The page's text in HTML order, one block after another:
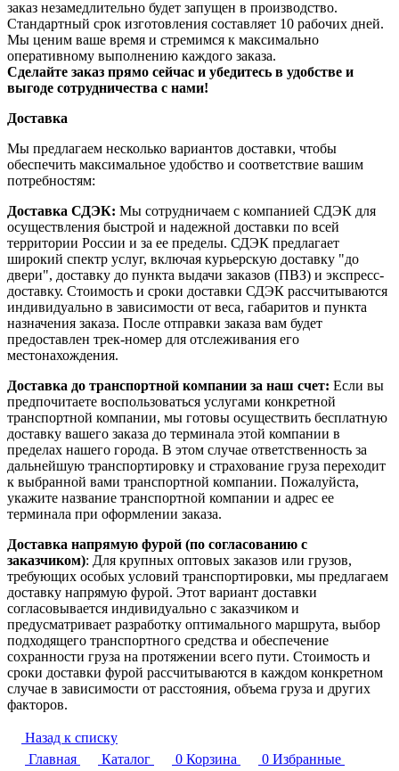
заказ незамедлительно будет запущен в производство.
Стандартный срок изготовления составляет 10 рабочих дней.
Мы ценим ваше время и стремимся к максимально
оперативному выполнению каждого заказа.
Сделайте заказ прямо сейчас и убедитесь в удобстве и
выгоде сотрудничества с нами!
Доставка
Мы предлагаем несколько вариантов доставки, чтобы
обеспечить максимальное удобство и соответствие вашим
потребностям:
Доставка СДЭК: Мы сотрудничаем с компанией СДЭК для
осуществления быстрой и надежной доставки по всей
территории России и за ее пределы. СДЭК предлагает
широкий спектр услуг, включая курьерскую доставку "до
двери", доставку до пункта выдачи заказов (ПВЗ) и экспресс-
доставку. Стоимость и сроки доставки СДЭК рассчитываются
индивидуально в зависимости от веса, габаритов и пункта
назначения заказа. После отправки заказа вам будет
предоставлен трек-номер для отслеживания его
местонахождения.
Доставка до транспортной компании за наш счет: Если вы
предпочитаете воспользоваться услугами конкретной
транспортной компании, мы готовы осуществить бесплатную
доставку вашего заказа до терминала этой компании в
пределах нашего города. В этом случае ответственность за
дальнейшую транспортировку и страхование груза переходит
к выбранной вами транспортной компании. Пожалуйста,
укажите название транспортной компании и адрес ее
терминала при оформлении заказа.
Доставка напрямую фурой (по согласованию с
заказчиком): Для крупных оптовых заказов или грузов,
требующих особых условий транспортировки, мы предлагаем
доставку напрямую фурой. Этот вариант доставки
согласовывается индивидуально с заказчиком и
предусматривает разработку оптимального маршрута, выбор
подходящего транспортного средства и обеспечение
сохранности груза на протяжении всего пути. Стоимость и
сроки доставки фурой рассчитываются в каждом конкретном
случае в зависимости от расстояния, объема груза и других
факторов.
Назад к списку
Главная
Каталог 0 Корзина 0 Избранные